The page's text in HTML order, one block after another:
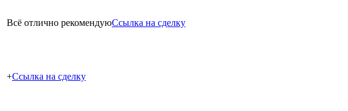
Всё отлично рекомендуюСсылка на сделку
+Ссылка на сделку